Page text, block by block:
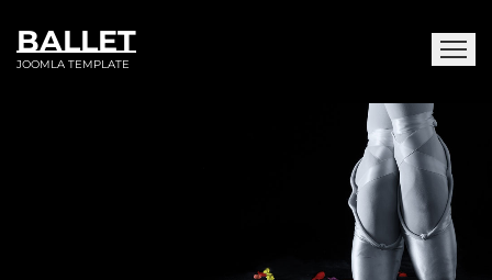
BALLET
JOOMLA TEMPLATE